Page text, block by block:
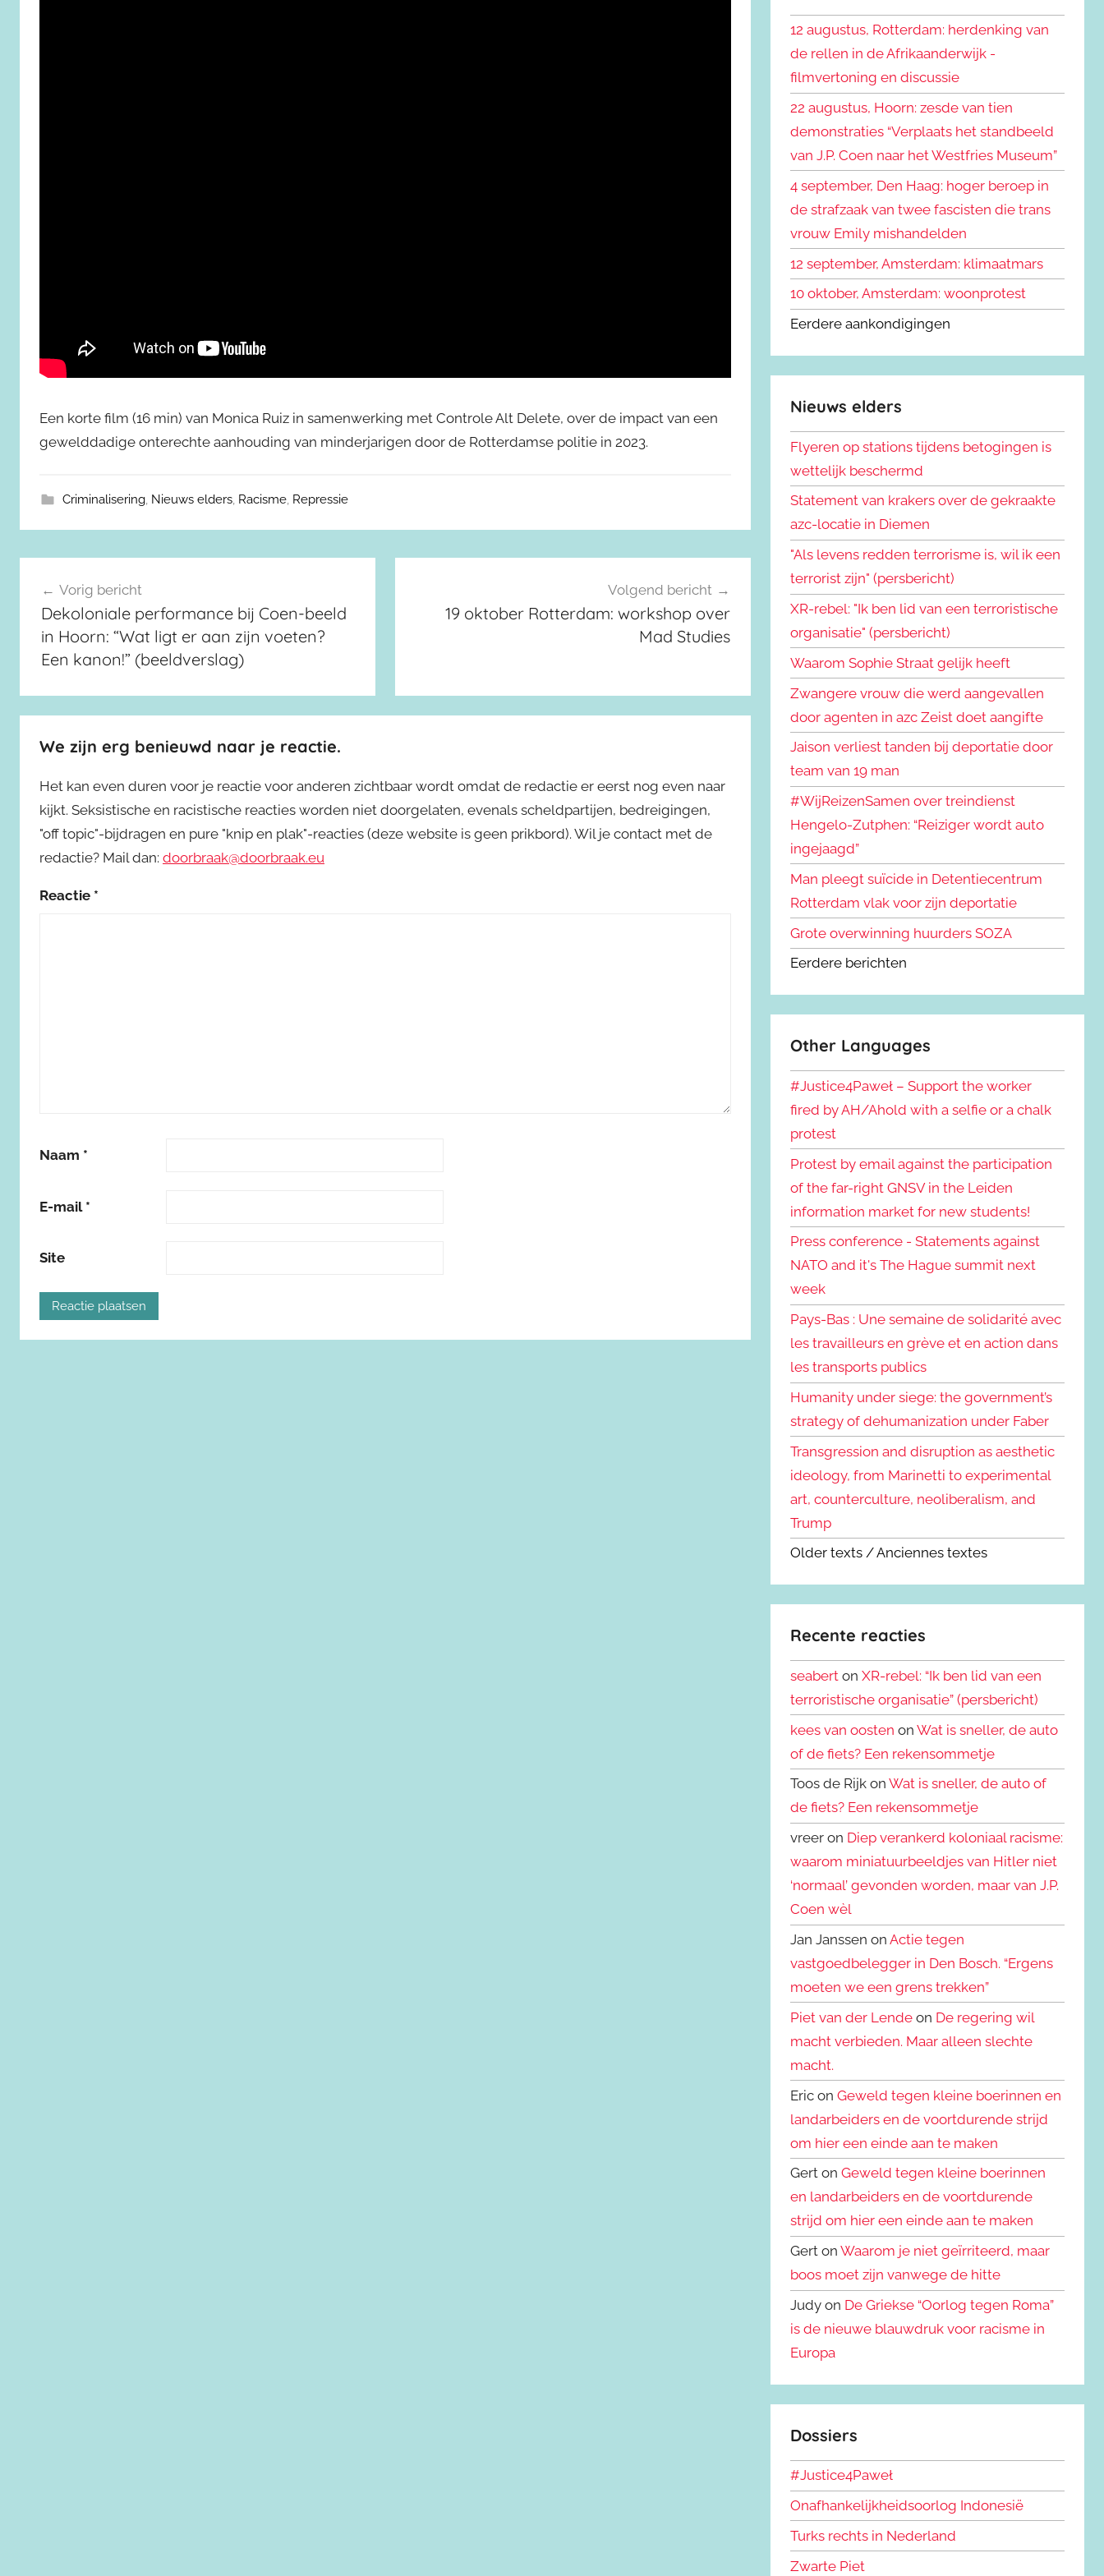
Een korte film (16 min) van Monica Ruiz in samenwerking met Controle Alt Delete, over de impact van een
gewelddadige onterechte aanhouding van minderjarigen door de Rotterdamse politie in 2023.
Criminalisering, Nieuws elders, Racisme, Repressie
Berichtnavigatie
Vorig bericht
Dekoloniale performance bij Coen-beeld
in Hoorn: “Wat ligt er aan zijn voeten?
Een kanon!” (beeldverslag)
Volgend bericht
19 oktober Rotterdam: workshop over
Mad Studies
We zijn erg benieuwd naar je reactie.
Het kan even duren voor je reactie voor anderen zichtbaar wordt omdat de redactie er eerst nog even naar
kijkt. Seksistische en racistische reacties worden niet doorgelaten, evenals scheldpartijen, bedreigingen,
"off topic"-bijdragen en pure "knip en plak"-reacties (deze website is geen prikbord). Wil je contact met de
redactie? Mail dan: doorbraak@doorbraak.eu
Reactie *
Naam *
E-mail *
Site
n
a
a
r
:
e
12 augustus, Rotterdam: herdenking van
de rellen in de Afrikaanderwijk -
filmvertoning en discussie
22 augustus, Hoorn: zesde van tien
demonstraties “Verplaats het standbeeld
van J.P. Coen naar het Westfries Museum”
4 september, Den Haag: hoger beroep in
de strafzaak van twee fascisten die trans
vrouw Emily mishandelden
12 september, Amsterdam: klimaatmars
10 oktober, Amsterdam: woonprotest
Eerdere aankondigingen
Nieuws elders
Flyeren op stations tijdens betogingen is
wettelijk beschermd
Statement van krakers over de gekraakte
azc-locatie in Diemen
"Als levens redden terrorisme is, wil ik een
terrorist zijn" (persbericht)
XR-rebel: "Ik ben lid van een terroristische
organisatie" (persbericht)
Waarom Sophie Straat gelijk heeft
Zwangere vrouw die werd aangevallen
door agenten in azc Zeist doet aangifte
Jaison verliest tanden bij deportatie door
team van 19 man
#WijReizenSamen over treindienst
Hengelo-Zutphen: “Reiziger wordt auto
ingejaagd”
Man pleegt suïcide in Detentiecentrum
Rotterdam vlak voor zijn deportatie
Grote overwinning huurders SOZA
Eerdere berichten
Other Languages
#Justice4Paweł – Support the worker
fired by AH/Ahold with a selfie or a chalk
protest
Protest by email against the participation
of the far-right GNSV in the Leiden
information market for new students!
Press conference - Statements against
NATO and it's The Hague summit next
week
Pays-Bas : Une semaine de solidarité avec
les travailleurs en grève et en action dans
les transports publics
Humanity under siege: the government’s
strategy of dehumanization under Faber
Transgression and disruption as aesthetic
ideology, from Marinetti to experimental
art, counterculture, neoliberalism, and
Trump
Older texts / Anciennes textes
Recente reacties
seabert onXR-rebel: “Ik ben lid van een
terroristische organisatie” (persbericht)
kees van oosten onWat is sneller, de auto
of de fiets? Een rekensommetje
Toos de Rijk onWat is sneller, de auto of
de fiets? Een rekensommetje
vreer on Diep verankerd koloniaal racisme:
waarom miniatuurbeeldjes van Hitler niet
‘normaal’ gevonden worden, maar van J.P.
Coen wèl
Jan Janssen onActie tegen
vastgoedbelegger in Den Bosch. “Ergens
moeten we een grens trekken”
Piet van der Lende on De regering wil
macht verbieden. Maar alleen slechte
macht.
Eric onGeweld tegen kleine boerinnen en
landarbeiders en de voortdurende strijd
om hier een einde aan te maken
Gert onGeweld tegen kleine boerinnen
en landarbeiders en de voortdurende
strijd om hier een einde aan te maken
Gert onWaarom je niet geïrriteerd, maar
boos moet zijn vanwege de hitte
Judy on De Griekse “Oorlog tegen Roma”
is de nieuwe blauwdruk voor racisme in
Europa
Dossiers
#Justice4Paweł
Onafhankelijkheidsoorlog Indonesië
Turks rechts in Nederland
Zwarte Piet